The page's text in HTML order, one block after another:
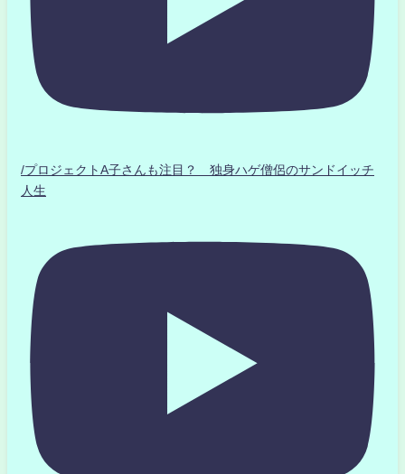
/プロジェクトA子さんも注目？ 独身ハゲ僧侶のサンドイッチ
人生